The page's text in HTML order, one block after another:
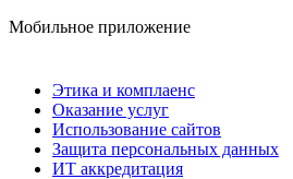
Мобильное приложение
Этика и комплаенс
Оказание услуг
Использование сайтов
Защита персональных данных
ИТ аккредитация